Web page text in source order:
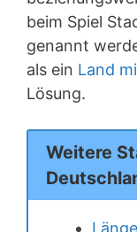
beim Spiel
genannt
als ein Land
Lösung.
Weitere